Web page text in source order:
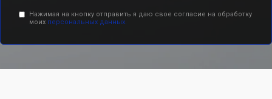
Нажимая на кнопку отправить я даю свое согласие на обработку
моих персональных данных.